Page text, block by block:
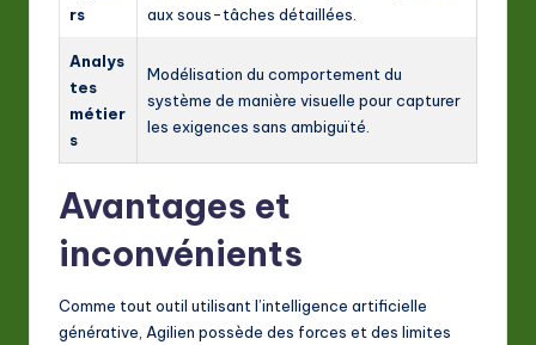
rs
aux sous-tâches détaillées.
Analys
tes
métier
s
Modélisation du comportement du
système de manière visuelle pour capturer
les exigences sans ambiguïté.
Avantages et
inconvénients
Comme tout outil utilisant l’intelligence artificielle
générative, Agilien possède des forces et des limites